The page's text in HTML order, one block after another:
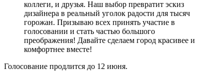
коллеги, и друзья. Наш выбор превратит эскиз
дизайнера в реальный уголок радости для тысяч
горожан. Призываю всех принять участие в
голосовании и стать частью большого
преображения! Давайте сделаем город красивее и
комфортнее вместе!
Голосование продлится до 12 июня.